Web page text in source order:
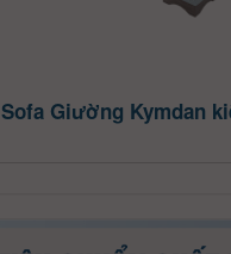
Sofa Giường Kymdan